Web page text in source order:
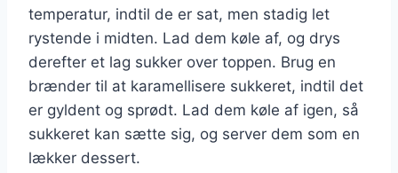
temperatur, indtil de er sat, men stadig let
rystende i midten. Lad dem køle af, og drys
derefter et lag sukker over toppen. Brug en
brænder til at karamellisere sukkeret, indtil det
er gyldent og sprødt. Lad dem køle af igen, så
sukkeret kan sætte sig, og server dem som en
lækker dessert.